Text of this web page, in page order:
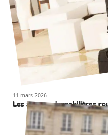
11 mars 2026
Les agences immobilières